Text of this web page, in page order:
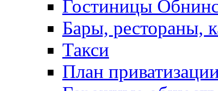
Гостиницы
Бары, рестораны,
Такси
План